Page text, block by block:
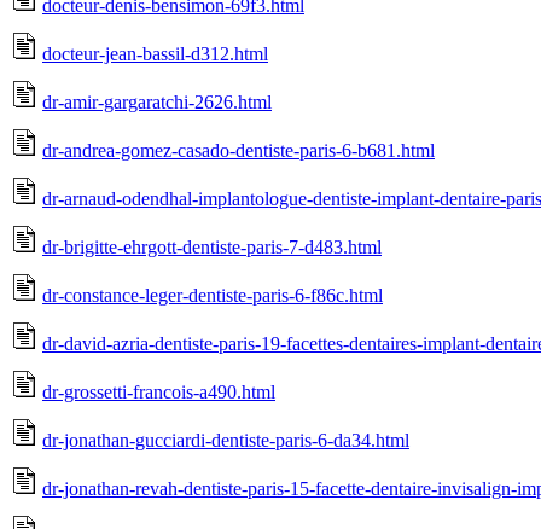
docteur-denis-bensimon-69f3.html
docteur-jean-bassil-d312.html
dr-amir-gargaratchi-2626.html
dr-andrea-gomez-casado-dentiste-paris-6-b681.html
dr-arnaud-odendhal-implantologue-dentiste-implant-dentaire-
dr-brigitte-ehrgott-dentiste-paris-7-d483.html
dr-constance-leger-dentiste-paris-6-f86c.html
dr-david-azria-dentiste-paris-19-facettes-dentaires-implant-
dr-grossetti-francois-a490.html
dr-jonathan-gucciardi-dentiste-paris-6-da34.html
dr-jonathan-revah-dentiste-paris-15-facette-dentaire-invisalign-